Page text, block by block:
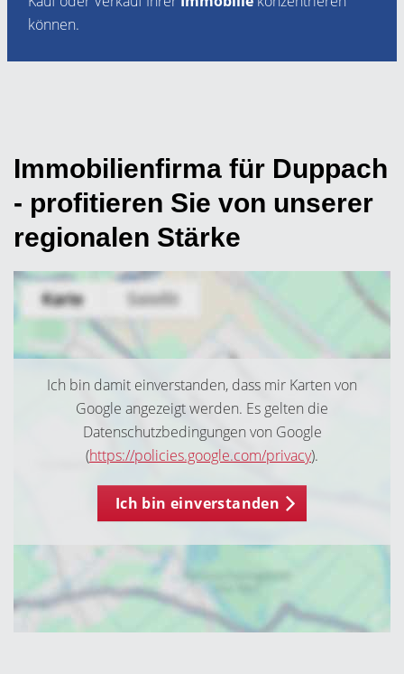
können.
Immobilienfirma für Duppach
- profitieren Sie von unserer
regionalen Stärke
Ich bin damit einverstanden, dass mir Karten von
Google angezeigt werden. Es gelten die
Datenschutzbedingungen von Google
(https://policies.google.com/privacy).
Ich bin einverstanden